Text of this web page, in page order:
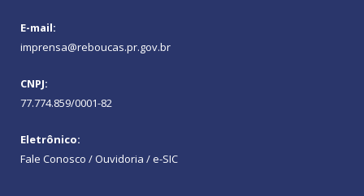
E-mail:
imprensa@reboucas.pr.gov.br
CNPJ:
77.774.859/0001-82
Eletrônico:
Fale Conosco / Ouvidoria / e-SIC